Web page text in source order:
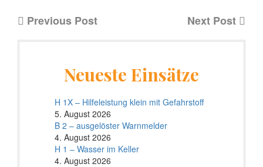
Previous Post Next Post
Neueste Einsätze
H 1X – Hilfeleistung klein mit Gefahrstoff
5. August 2026
B 2 – ausgelöster Warnmelder
4. August 2026
H 1 – Wasser im Keller
4. August 2026